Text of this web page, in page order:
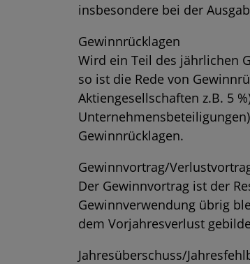
insbesondere bei der
Gewinnrücklagen
Wird ein Teil des jährlichen
so ist die Rede von
Aktiengesellschaften z.B. 5
Gewinnrücklagen.
Gewinnvortrag/
Der Gewinnvortrag ist der
Gewinnverwendung übrig
dem Vorjahresverlust
Jahresüberschuss/